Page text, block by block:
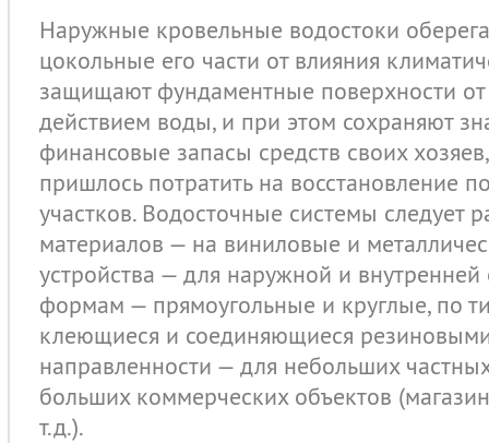
Наружные кровельные водостоки
цокольные его части от влияния
защищают фундаментные поверхности
действием воды, и при этом сохраняют
финансовые запасы средств своих
пришлось потратить на восстановление
участков. Водосточные системы следует
материалов — на виниловые и
устройства — для наружной и
формам — прямоугольные и круглые, по
клеющиеся и соединяющиеся
направленности — для небольших
больших коммерческих объектов
т.д.).